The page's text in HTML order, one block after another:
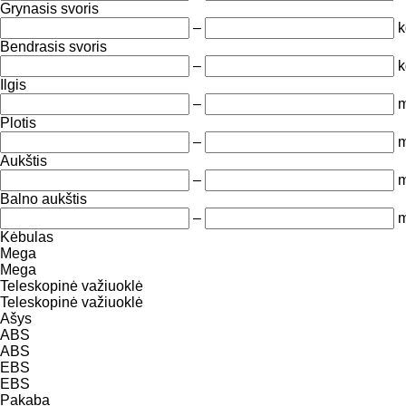
Grynasis svoris
–
Bendrasis svoris
–
Ilgis
–
Plotis
–
Aukštis
–
Balno aukštis
–
Kėbulas
Mega
Mega
Teleskopinė važiuoklė
Teleskopinė važiuoklė
Ašys
ABS
ABS
EBS
EBS
Pakaba